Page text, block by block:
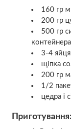
160 гр
200 гр
500 гр
3-4
щіпка
200 гр
1/2
цедра і
Приготування: